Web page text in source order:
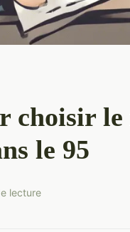
choisir
le 95
lecture